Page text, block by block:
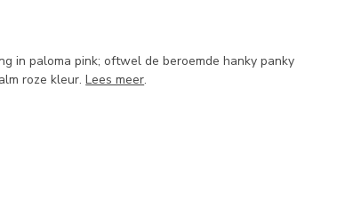
in paloma pink; oftwel de beroemde hanky panky
roze kleur.Lees meer.